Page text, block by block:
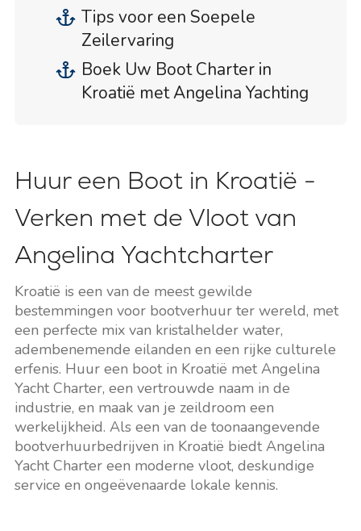
Tips voor een Soepele
Zeilervaring
Boek Uw Boot Charter in
Kroatië met Angelina Yachting
Huur een Boot in Kroatië -
Verken met de Vloot van
Angelina Yachtcharter
Kroatië is een van de meest gewilde
bestemmingen voor bootverhuur ter wereld, met
een perfecte mix van kristalhelder water,
adembenemende eilanden en een rijke culturele
erfenis. Huur een boot in Kroatië met Angelina
Yacht Charter, een vertrouwde naam in de
industrie, en maak van je zeildroom een
werkelijkheid. Als een van de toonaangevende
bootverhuurbedrijven in Kroatië biedt Angelina
Yacht Charter een moderne vloot, deskundige
service en ongeëvenaarde lokale kennis.